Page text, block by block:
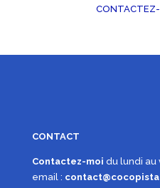
CONTACT
Contactez-moi du lundi au
email :